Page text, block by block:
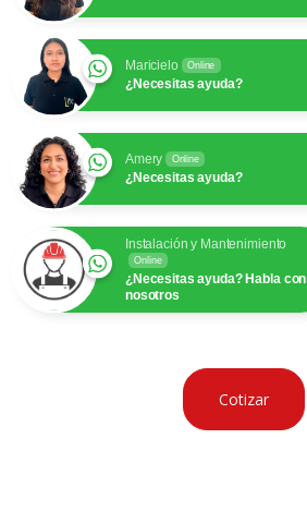
Maricielo Online
¿Necesitas ayuda?
Amery Online
¿Necesitas ayuda?
Instalación y Mantenimiento
Online
¿Necesitas ayuda? Habla con
nosotros
Cotizar